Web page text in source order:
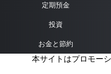
定期預金
投資
お金と節約
本サイトはプロモー